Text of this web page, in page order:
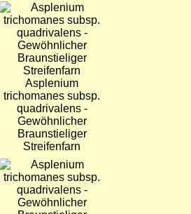
Bild
Asplenium
trichomanes subsp.
quadrivalens -
Gewöhnlicher
Braunstieliger
Streifenfarn
Bild